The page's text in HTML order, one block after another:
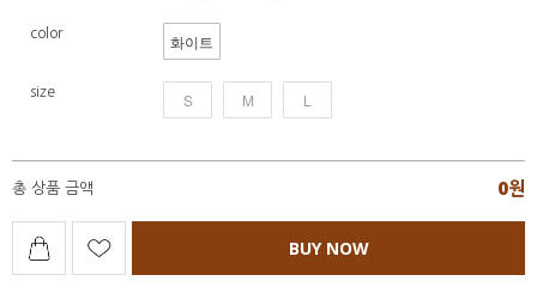
color 화이트
size S M L
총 상품 금액 0원
BUY NOW